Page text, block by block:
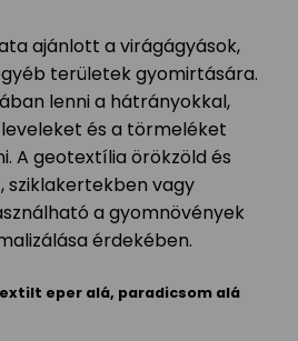
ajánlott a virágágyások,
területek gyomirtására.
lenni a hátrányokkal,
és a törmeléket
A geotextília örökzöld és
sziklakertekben vagy
a gyomnövények
érdekében.
eper alá, paradicsom alá